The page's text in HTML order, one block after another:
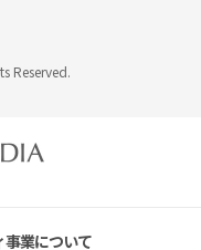
Reserved.
事業について